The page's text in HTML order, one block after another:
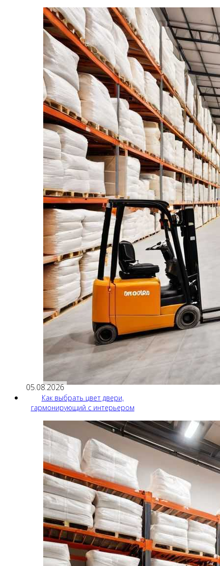
05.08.2026
Как выбрать цвет двери,
гармонирующий с интерьером